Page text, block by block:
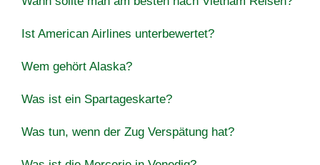
Ist American Airlines unterbewertet?
Wem gehört Alaska?
Was ist ein Spartageskarte?
Was tun, wenn der Zug Verspätung hat?